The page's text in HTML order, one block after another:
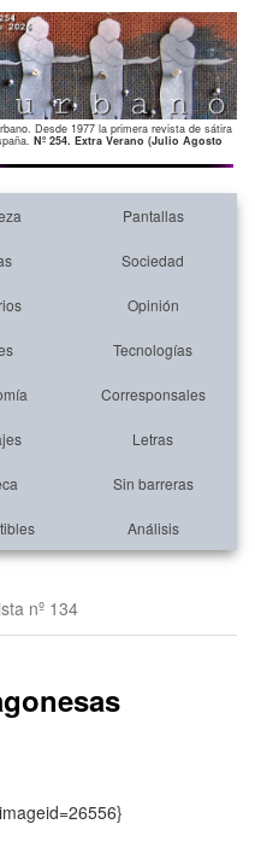
Desde 1977 la primera revista de sátira
Nº 254. Extra Verano (Julio Agosto
Pantallas
Sociedad
Opinión
Tecnologías
Corresponsales
Letras
Sin barreras
Análisis
nº 134